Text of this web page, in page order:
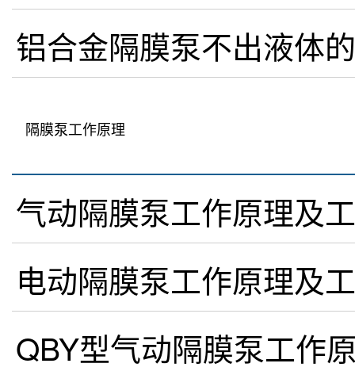
铝合金隔膜泵不出液体
隔膜泵工作原理
气动隔膜泵工作原理及
电动隔膜泵工作原理及
QBY型气动隔膜泵工作